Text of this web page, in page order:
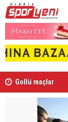
Gollü maçlar